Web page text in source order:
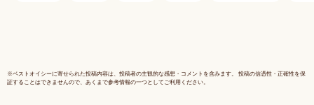
※ベストオイシーに寄せられた投稿内容は、投稿者の主観的な感想・コメントを含みます。 投稿の信憑性・正確性を保
証することはできませんので、あくまで参考情報の一つとしてご利用ください。